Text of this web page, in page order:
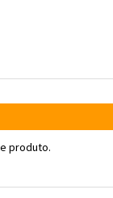
produto.